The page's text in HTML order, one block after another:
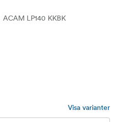
ACAM LP140 KKBK
Visa varianter